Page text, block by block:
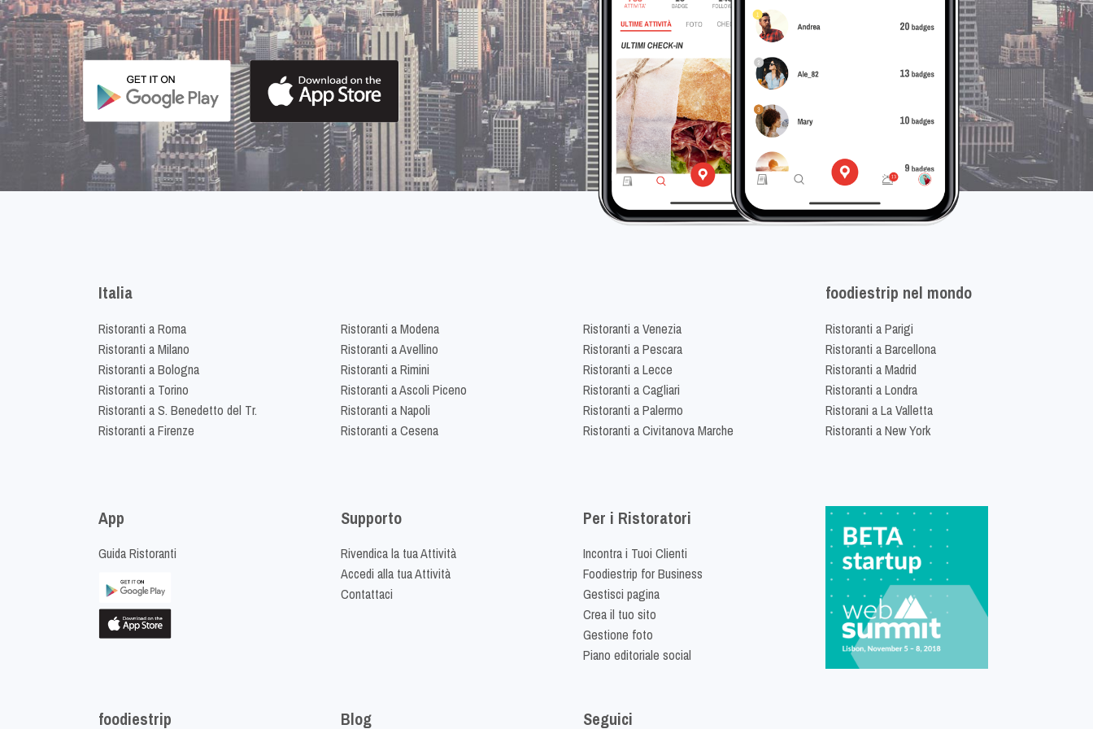
Italia
Ristoranti a Roma
Ristoranti a Milano
Ristoranti a Bologna
Ristoranti a Torino
Ristoranti a S. Benedetto del Tr.
Ristoranti a Firenze
Ristoranti a Modena
Ristoranti a Avellino
Ristoranti a Rimini
Ristoranti a Ascoli Piceno
Ristoranti a Napoli
Ristoranti a Cesena
Ristoranti a Venezia
Ristoranti a Pescara
Ristoranti a Lecce
Ristoranti a Cagliari
Ristoranti a Palermo
Ristoranti a Civitanova Marche
foodiestrip nel mondo
Ristoranti a Parigi
Ristoranti a Barcellona
Ristoranti a Madrid
Ristoranti a Londra
Ristorani a La Valletta
Ristoranti a New York
App
Guida Ristoranti
Supporto
Rivendica la tua Attività
Accedi alla tua Attività
Contattaci
Per i Ristoratori
Incontra i Tuoi Clienti
Foodiestrip for Business
Gestisci pagina
Crea il tuo sito
Gestione foto
Piano editoriale social
foodiestrip Blog Seguici